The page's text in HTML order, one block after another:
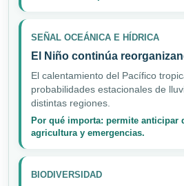
SEÑAL OCEÁNICA E HÍDRICA
El Niño continúa
El calentamiento del Pacífico
probabilidades estacionales de
distintas regiones.
Por qué importa: permite anticipar
agricultura y emergencias.
BIODIVERSIDAD